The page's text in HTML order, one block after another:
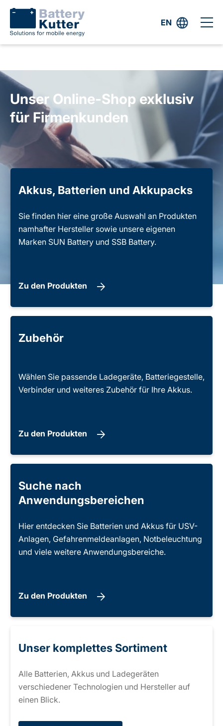
EN
Unser Online-Shop exklusiv
für Firmenkunden
Akkus, Batterien und Akkupacks
Sie finden hier eine große Auswahl an Produkten
namhafter Hersteller sowie unsere eigenen
Marken SUN Battery und SSB Battery.
Zu den Produkten
Zubehör
Wählen Sie passende Ladegeräte, Batteriegestelle,
Verbinder und weiteres Zubehör für Ihre Akkus.
Zu den Produkten
Suche nach
Anwendungsbereichen
Hier entdecken Sie Batterien und Akkus für USV-
Anlagen, Gefahrenmeldeanlagen, Notbeleuchtung
und viele weitere Anwendungsbereiche.
Zu den Produkten
Unser komplettes Sortiment
Alle Batterien, Akkus und Ladegeräten
verschiedener Technologien und Hersteller auf
einen Blick.